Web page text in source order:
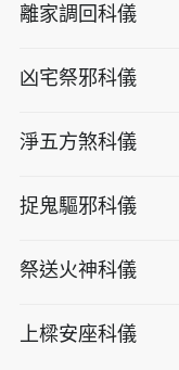
離家調回科儀
凶宅祭邪科儀
淨五方煞科儀
捉鬼驅邪科儀
祭送火神科儀
上樑安座科儀